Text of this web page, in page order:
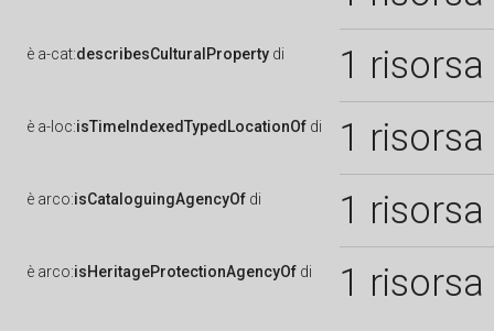
è a-cat:describesCulturalProperty di 1 risorsa
è a-loc:isTimeIndexedTypedLocationOf di 1 risorsa
è arco:isCataloguingAgencyOf di 1 risorsa
è arco:isHeritageProtectionAgencyOf di 1 risorsa